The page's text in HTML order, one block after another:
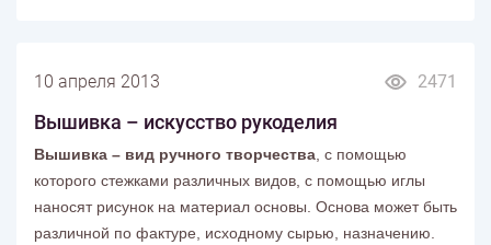
2471
10 апреля 2013
Вышивка – искусство рукоделия
Вышивка – вид ручного творчества , с помощью
которого стежками различных видов, с помощью иглы
наносят рисунок на материал основы. Основа может быть
различной по фактуре, исходному сырью, назначению.